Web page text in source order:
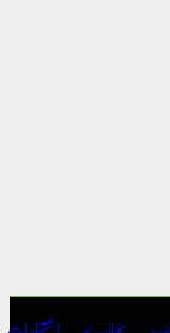
ہمارے اشتہارات